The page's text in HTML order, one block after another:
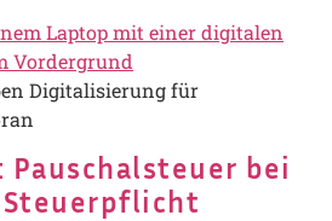
Digitalisierung für
bei